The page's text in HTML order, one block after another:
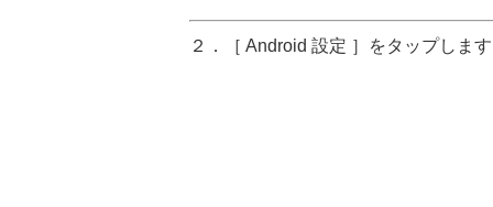
２．［ Android 設定 ］をタップしま